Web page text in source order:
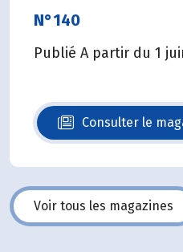
N°140
Publié A partir du 1
Consulter le
N°140
Voir tous les magazines